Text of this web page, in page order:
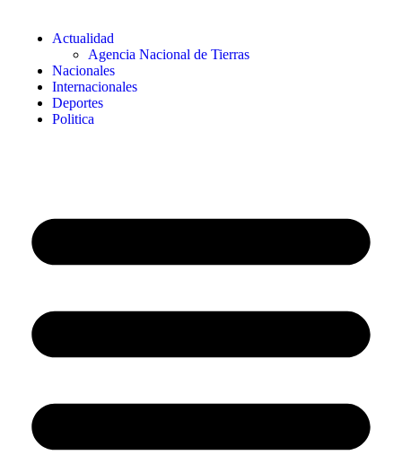
Actualidad
Agencia Nacional de Tierras
Nacionales
Internacionales
Deportes
Politica